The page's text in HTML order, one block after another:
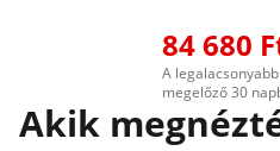
84 680
A
megelőző 30
Akik